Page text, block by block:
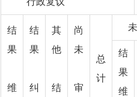
政府
信息
公开
数量
0
结
果
维
结
果
纠
其
他
结
尚
未
审
总
计
未
结
果
维